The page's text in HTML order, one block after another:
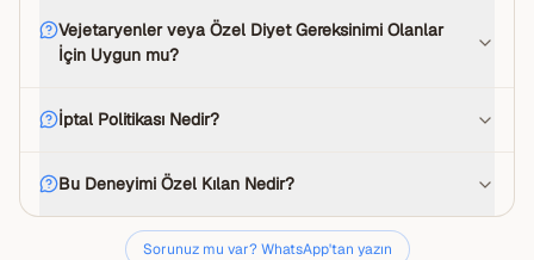
Vejetaryenler veya Özel Diyet Gereksinimi Olanlar
İçin Uygun mu?
İptal Politikası Nedir?
Bu Deneyimi Özel Kılan Nedir?
Sorunuz mu var? WhatsApp'tan yazın